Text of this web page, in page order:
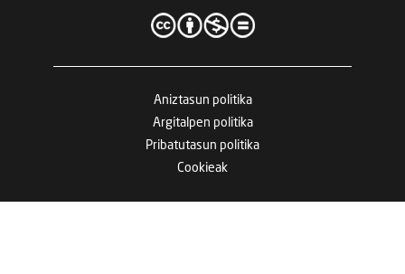
Aniztasun politika
Argitalpen politika
Pribatutasun politika
Cookieak